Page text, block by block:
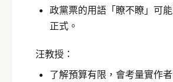
政黨票的用語「瞭不瞭」可
正式。
汪教授：
了解預算有限，會考量實作者